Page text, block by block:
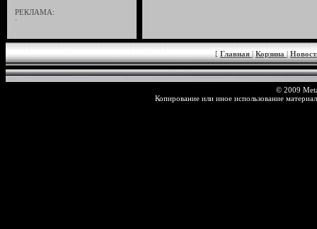
РЕКЛАМА:
·
[ Главная | Корзина |
© 2009
Копирование или иное использование